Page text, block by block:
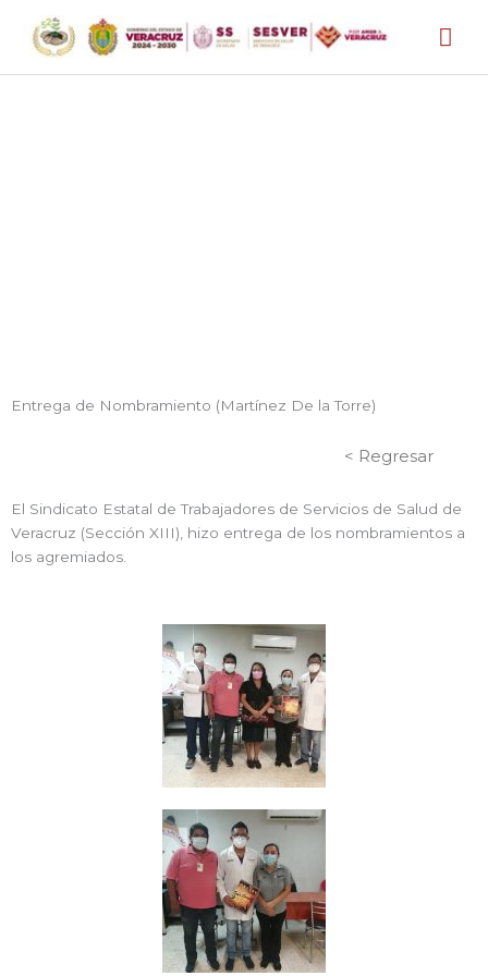
contenido
Entrega de Nombramiento (Martínez De la Torre)
< Regresar
El Sindicato Estatal de Trabajadores de Servicios de Salud de
Veracruz (Sección XIII), hizo entrega de los nombramientos a
los agremiados.